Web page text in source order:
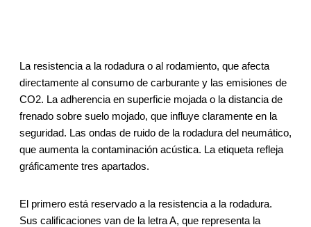
La resistencia a la rodadura o al rodamiento, que afecta
directamente al consumo de carburante y las emisiones de
CO2. La adherencia en superficie mojada o la distancia de
frenado sobre suelo mojado, que influye claramente en la
seguridad. Las ondas de ruido de la rodadura del neumático,
que aumenta la contaminación acústica. La etiqueta refleja
gráficamente tres apartados.
El primero está reservado a la resistencia a la rodadura.
Sus calificaciones van de la letra A, que representa la